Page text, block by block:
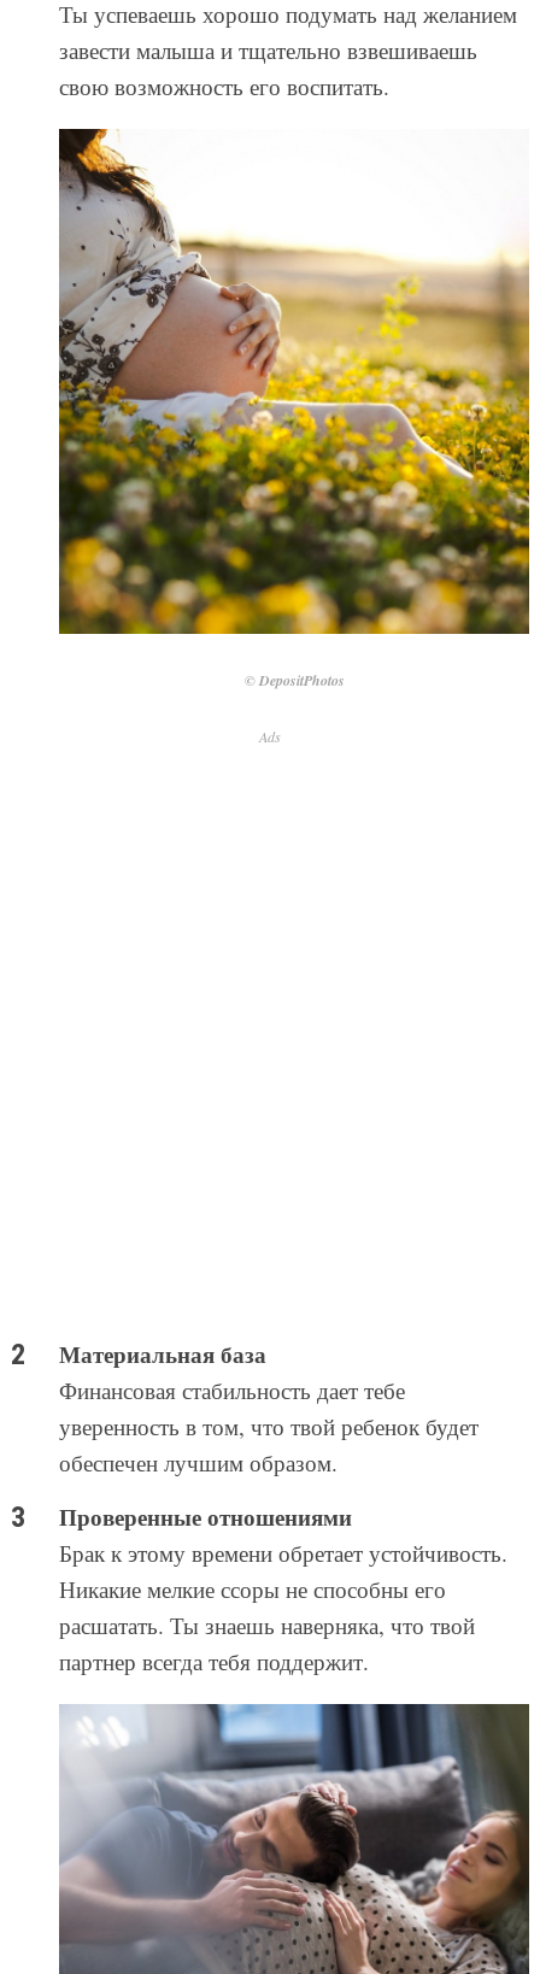
Ты успеваешь хорошо подумать над желанием
завести малыша и тщательно взвешиваешь
свою возможность его воспитать.
© DepositPhotos
Ads
Материальная база
Финансовая стабильность дает тебе
уверенность в том, что твой ребенок будет
обеспечен лучшим образом.
Проверенные отношениями
Брак к этому времени обретает устойчивость.
Никакие мелкие ссоры не способны его
расшатать. Ты знаешь наверняка, что твой
партнер всегда тебя поддержит.